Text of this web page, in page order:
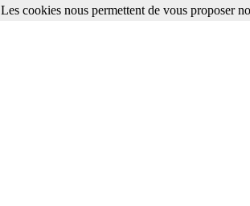
Les cookies nous permettent de vous proposer